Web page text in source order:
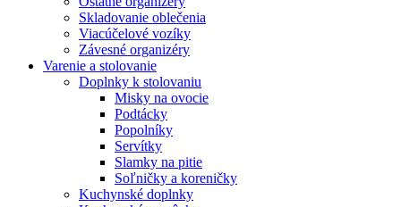
Skladovanie oblečenia
Viacúčelové vozíky
Závesné organizéry
Varenie a stolovanie
Doplnky k stolovaniu
Misky na ovocie
Podtácky
Popolníky
Servítky
Slamky na pitie
Soľničky a koreničky
Kuchynské doplnky